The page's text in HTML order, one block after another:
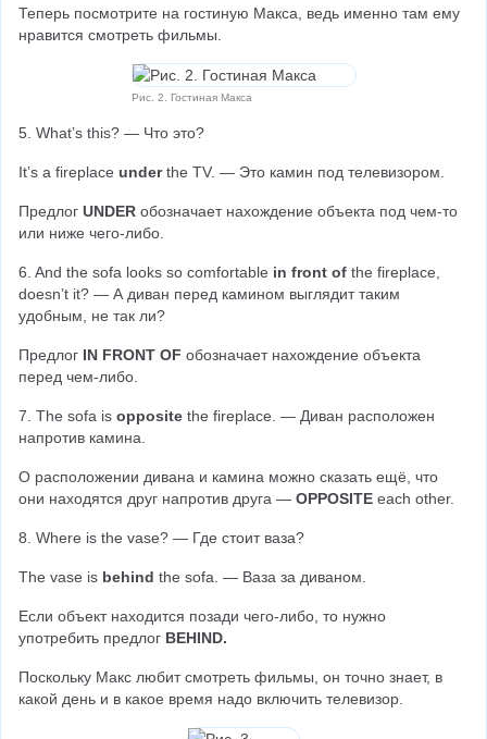
Теперь посмотрите на гостиную Макса, ведь именно там ему
нравится смотреть фильмы.
Рис. 2. Гостиная Макса
5. What’s this? — Что это?
It’s a fireplace under the TV. — Это камин под телевизором.
Предлог UNDER обозначает нахождение объекта под чем-то
или ниже чего-либо.
6. And the sofa looks so comfortable in front of the fireplace,
doesn’t it? — А диван перед камином выглядит таким
удобным, не так ли?
Предлог IN FRONT OF обозначает нахождение объекта
перед чем-либо.
7. The sofa is opposite the fireplace. — Диван расположен
напротив камина.
О расположении дивана и камина можно сказать ещё, что
они находятся друг напротив друга — OPPOSITE each other.
8. Where is the vase? — Где стоит ваза?
The vase is behind the sofa. — Ваза за диваном.
Если объект находится позади чего-либо, то нужно
употребить предлог BEHIND.
Поскольку Макс любит смотреть фильмы, он точно знает, в
какой день и в какое время надо включить телевизор.